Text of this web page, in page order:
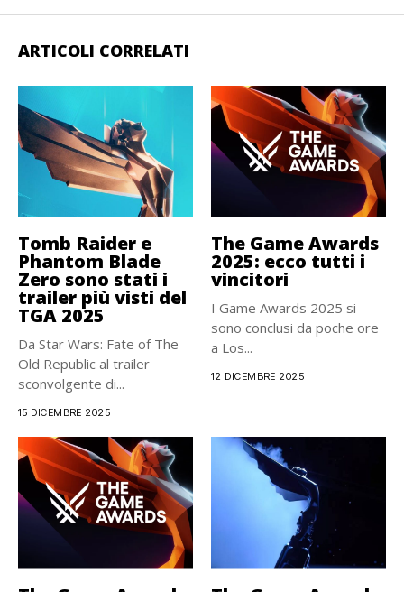
ARTICOLI CORRELATI
Tomb Raider e
Phantom Blade
Zero sono stati i
trailer più visti del
TGA 2025
Da Star Wars: Fate of The
Old Republic al trailer
sconvolgente di...
15 DICEMBRE 2025
The Game Awards
2025: ecco tutti i
vincitori
I Game Awards 2025 si
sono conclusi da poche ore
a Los...
12 DICEMBRE 2025